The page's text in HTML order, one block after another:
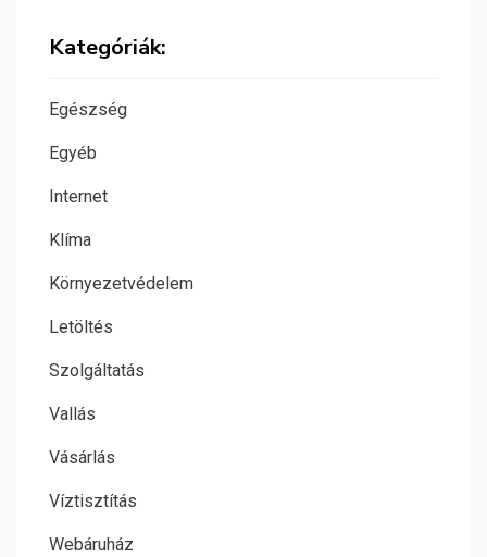
Kategóriák:
Egészség
Egyéb
Internet
Klíma
Környezetvédelem
Letöltés
Szolgáltatás
Vallás
Vásárlás
Víztisztítás
Webáruház